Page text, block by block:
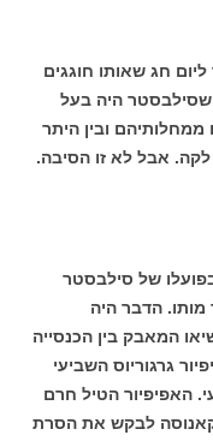
חג שאותו חוגגים
היה בעל
ובין היתר
אבל לא זו הסיבה.
של סילבסטר
הדבר היה
המאבק בין הכנסייה
גרגוריוס השביעי
האפיפיור הטיל חרם
1077 אל מבצר קאנוסה לבקש את הסרת